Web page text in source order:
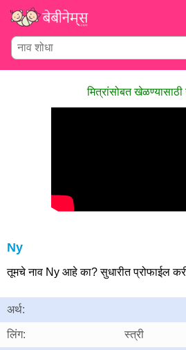
मित्रांसोबत खेळण्यासाठी
Ny
तूमचे नाव Ny आहे का? सुधारीत प्रोफाईल
अर्थ:
लिंग: स्त्री